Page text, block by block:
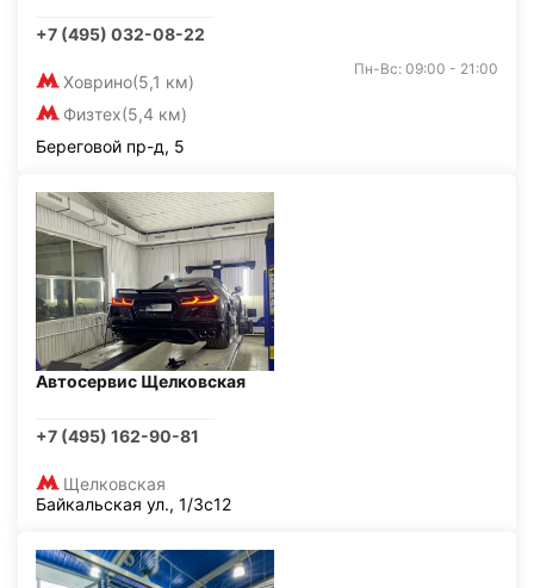
+7 (495) 032-08-22
Ховрино(5,1 км)
Физтех(5,4 км)
Пн-Вс: 09:00 - 21:00
Береговой пр-д, 5
Автосервис Щелковская
+7 (495) 162-90-81
Щелковская
Байкальская ул., 1/3с12